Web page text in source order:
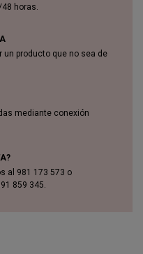
horas.
un producto que no sea de
mediante conexión
al 981 173 573 o
859 345.